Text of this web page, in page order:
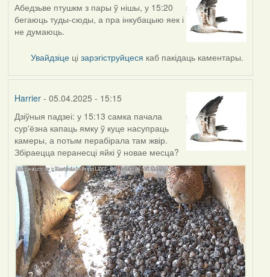
Абедзьве птушкм з пары ў нішы, у 15:20
бегаюць туды-сюды, а пра інкубацыю яек і
не думаюць.
Увайдзіце цізарэгіструйцеся каб пакідаць каментары.
Harrier- 05.04.2025 - 15:15
Дзіўныя падзеі: у 15:13 самка пачала
сур'ёзна капаць ямку ў куце насупраць
камеры, а потым перабірала там жвір.
Збіраецца перанесці яйкі ў новае месца?